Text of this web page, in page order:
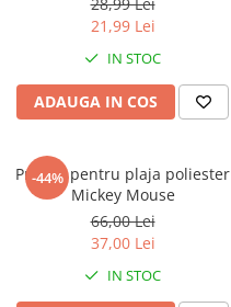
Cry Babies
Wonder Woman
The Grinch
FLAMINGO
Incaltaminte fete
Ghete si cizme fete
Pantofi fete
Pantofi sport fete
21,99 Lei
IN STOC
ADAUGA IN COS
-44%
Prosop pentru plaja poliester
Mickey Mouse
66,00 Lei
37,00 Lei
IN STOC